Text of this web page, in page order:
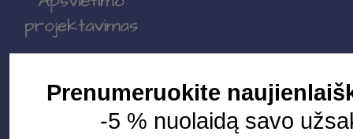
Apšvietimo sistemos
Prenumeruokite
-5 % nuolaidą savo